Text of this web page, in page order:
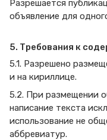
Разрешается
объявление для
5. Требования к
5.1. Разрешено
и на кириллице.
5.2. При размещении
написание текста
использование не
аббревиатур.